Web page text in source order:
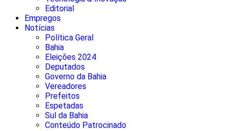
Editorial
Empregos
Notícias
Política Geral
Bahia
Eleições 2024
Deputados
Governo da Bahia
Vereadores
Prefeitos
Espetadas
Sul da Bahia
Conteúdo Patrocinado